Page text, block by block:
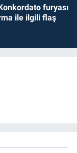
furyası
ile ilgili flaş